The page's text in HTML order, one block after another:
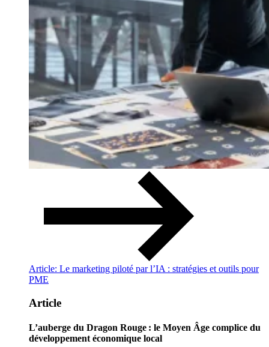
Article: Le marketing piloté par l’IA : stratégies et outils pour
PME
Article
L’auberge du Dragon Rouge : le Moyen Âge complice du
développement économique local